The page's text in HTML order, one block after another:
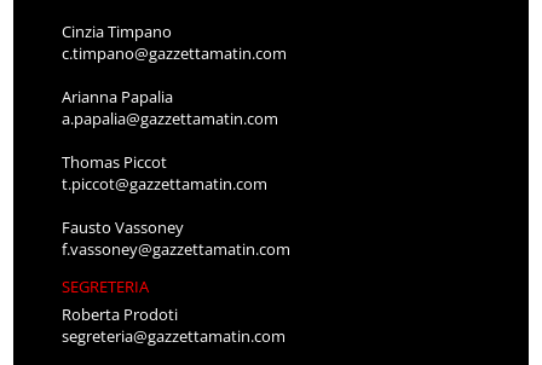
Cinzia Timpano
c.timpano@gazzettamatin.com
Arianna Papalia
a.papalia@gazzettamatin.com
Thomas Piccot
t.piccot@gazzettamatin.com
Fausto Vassoney
f.vassoney@gazzettamatin.com
SEGRETERIA
Roberta Prodoti
segreteria@gazzettamatin.com